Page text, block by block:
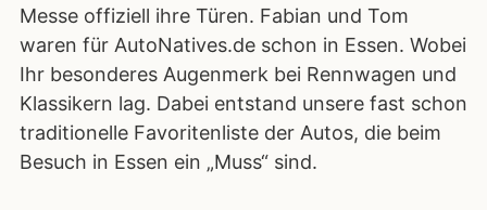
Messe offiziell ihre Türen. Fabian und Tom
waren für AutoNatives.de schon in Essen. Wobei
Ihr besonderes Augenmerk bei Rennwagen und
Klassikern lag. Dabei entstand unsere fast schon
traditionelle Favoritenliste der Autos, die beim
Besuch in Essen ein „Muss“ sind.